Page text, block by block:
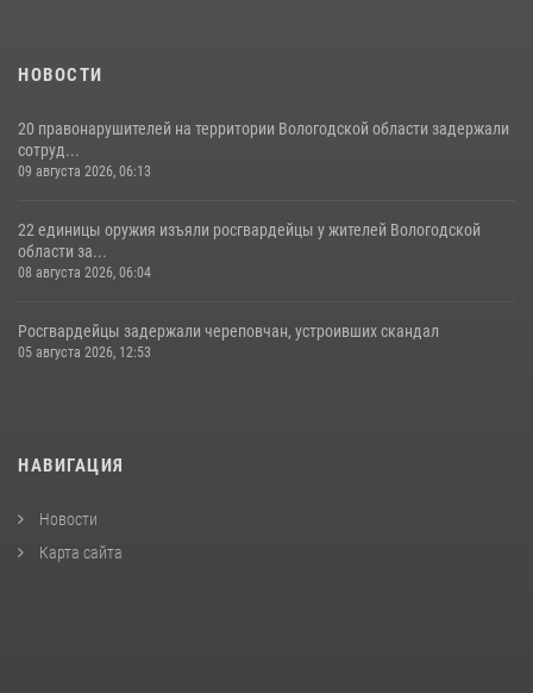
НОВОСТИ
20 правонарушителей на территории Вологодской области задержали
сотруд...
09 августа 2026, 06:13
22 единицы оружия изъяли росгвардейцы у жителей Вологодской
области за...
08 августа 2026, 06:04
Росгвардейцы задержали череповчан, устроивших скандал
05 августа 2026, 12:53
НАВИГАЦИЯ
Новости
Карта сайта